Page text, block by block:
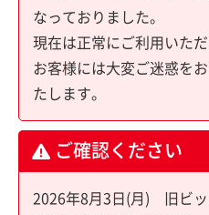
なっておりました。
現在は正常にご利用いただ
お客様には大変ご迷惑を
たします。
ご確認ください
2026年8月3日(月) 旧ビッ